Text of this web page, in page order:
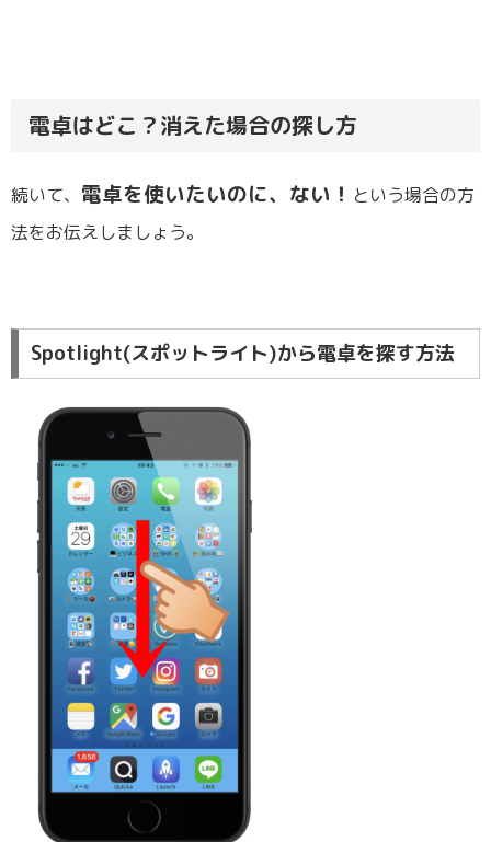
電卓はどこ？消えた場合の探し方
続いて、 電卓を使いたいのに、ない！ という場合の方
法をお伝えしましょう。
Spotlight(スポットライト)から電卓を探す方法